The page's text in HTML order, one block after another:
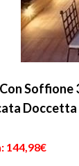
Doccetta
144,98€